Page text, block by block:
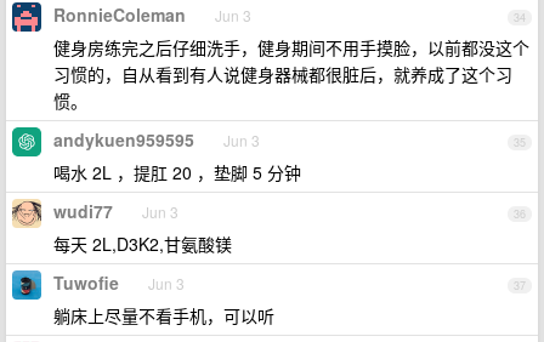
34
RonnieColeman Jun 3
健身房练完之后仔细洗手，健身期间不用手摸脸，以前都没这个
习惯的，自从看到有人说健身器械都很脏后，就养成了这个习
惯。
35
andykuen959595 Jun 3
喝水 2L ，提肛 20 ，垫脚 5 分钟
36
wudi77 Jun 3
每天 2L,D3K2,甘氨酸镁
37
Tuwofie Jun 3
躺床上尽量不看手机，可以听